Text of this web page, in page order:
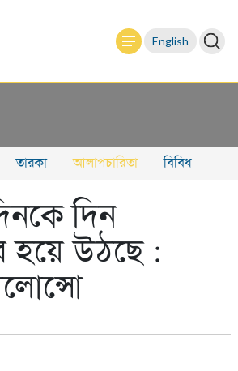
English
তারকা আলাপচারিতা বিবিধ
দিন
হয়ে উঠছে :